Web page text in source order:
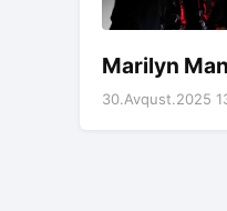
Marilyn
30.Avqust.2025